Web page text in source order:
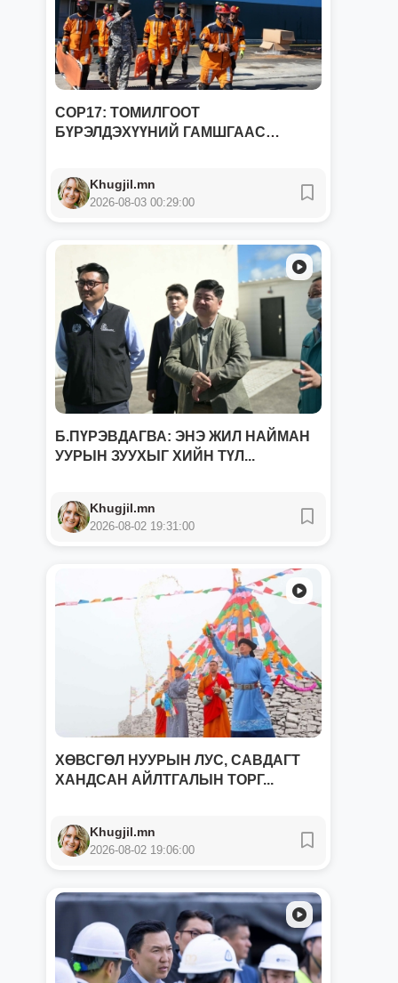
СOP17: ТОМИЛГООТ
БҮРЭЛДЭХҮҮНИЙ ГАМШГААС
Khugjil.mn
2026-08-03 00:29:00
Б.ПҮРЭВДАГВА: ЭНЭ ЖИЛ НАЙМАН
УУРЫН ЗУУХЫГ ХИЙН ТҮЛ...
Khugjil.mn
2026-08-02 19:31:00
ХӨВСГӨЛ НУУРЫН ЛУС, САВДАГТ
ХАНДСАН АЙЛТГАЛЫН ТОРГ...
Khugjil.mn
2026-08-02 19:06:00